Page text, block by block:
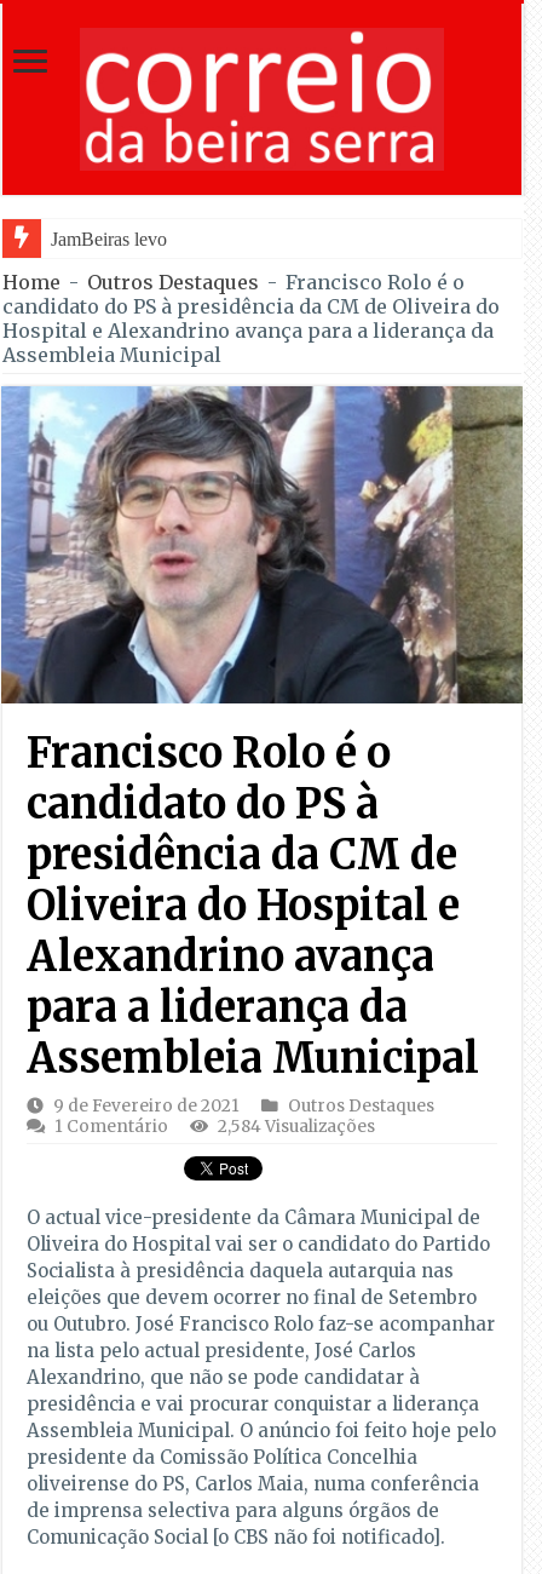
JamBeiras levou 1.500 escuteiros a Oliveira do
Home - Outros Destaques - Francisco Rolo é o
candidato do PS à presidência da CM de Oliveira do
Hospital e Alexandrino avança para a liderança da
Assembleia Municipal
Francisco Rolo é o
candidato do PS à
presidência da CM de
Oliveira do Hospital e
Alexandrino avança
para a liderança da
Assembleia Municipal
9 de Fevereiro de 2021
Outros Destaques
1 Comentário
2,584 Visualizações
O actual vice-presidente da Câmara Municipal de
Oliveira do Hospital vai ser o candidato do Partido
Socialista à presidência daquela autarquia nas
eleições que devem ocorrer no final de Setembro
ou Outubro. José Francisco Rolo faz-se acompanhar
na lista pelo actual presidente, José Carlos
Alexandrino, que não se pode candidatar à
presidência e vai procurar conquistar a liderança
Assembleia Municipal. O anúncio foi feito hoje pelo
presidente da Comissão Política Concelhia
oliveirense do PS, Carlos Maia, numa conferência
de imprensa selectiva para alguns órgãos de
Comunicação Social [o CBS não foi notificado].